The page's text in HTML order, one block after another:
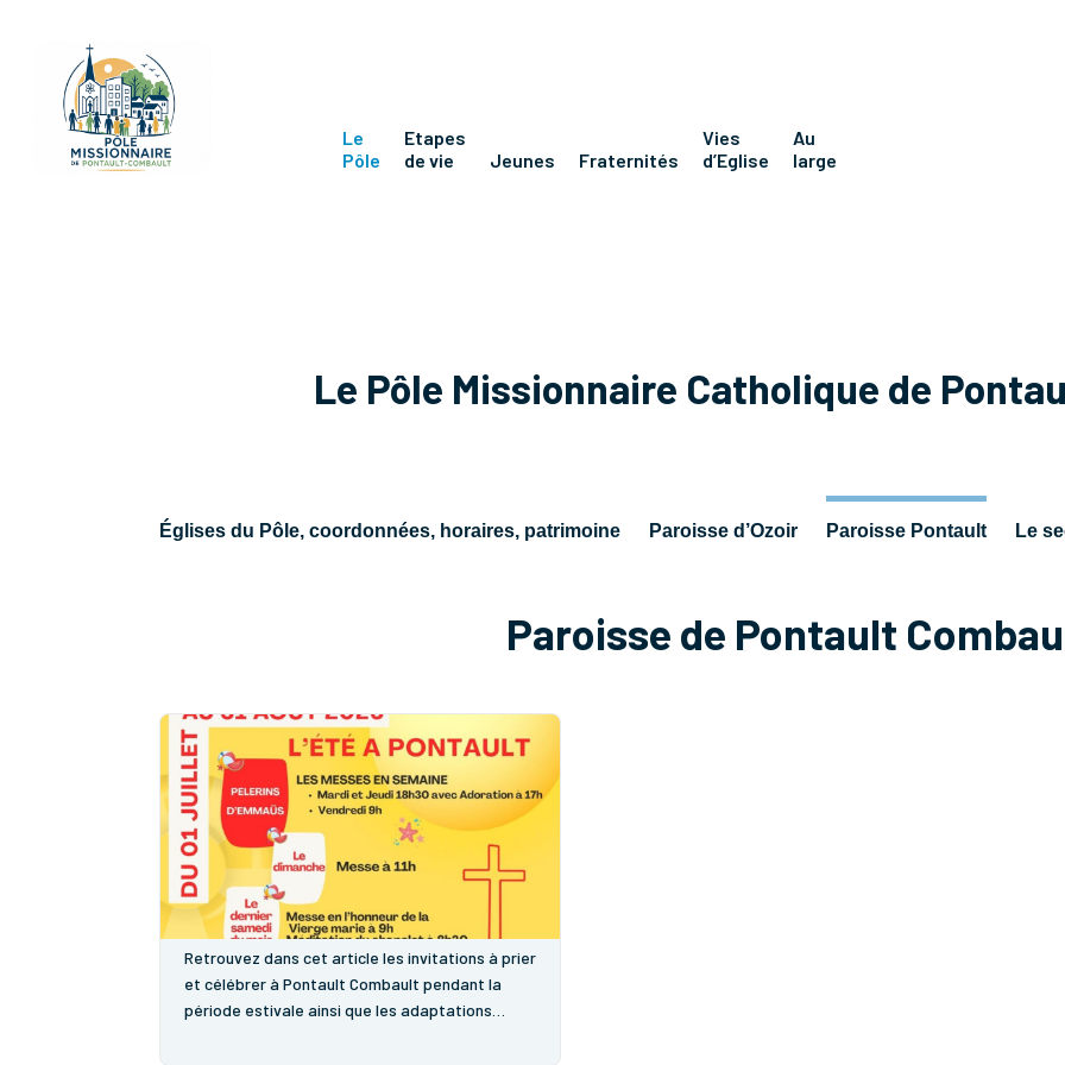
Le
Pôle
Etapes
de vie
Jeunes Fraternités
Vies
d’Eglise
Au
large
Le Pôle Missionnaire Catholique de
Églises du Pôle, coordonnées, horaires, patrimoine Paroisse d’Ozoir Paroisse Pontault Le
Paroisse de Pontault
L’été à Pontault
Retrouvez dans cet article les invitations à prier
et célébrer à Pontault Combault pendant la
période estivale ainsi que les adaptations